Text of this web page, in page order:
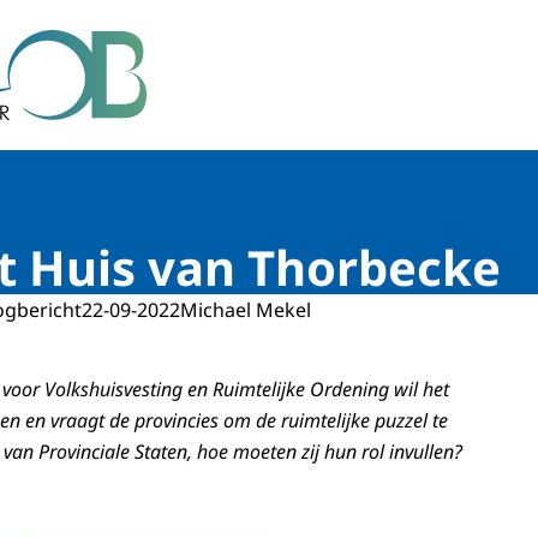
Huis van Thorbecke
22-09-2022Michael Mekel
Volkshuisvesting en Ruimtelijke Ordening wil het
en vraagt de provincies om de ruimtelijke puzzel te
Provinciale Staten, hoe moeten zij hun rol invullen?